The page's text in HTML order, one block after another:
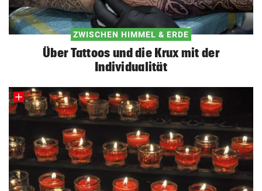
ZWISCHEN HIMMEL & ERDE
Über Tattoos und die Krux mit der
Individualität